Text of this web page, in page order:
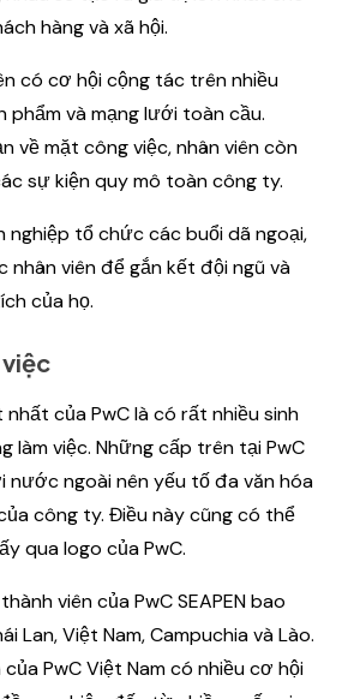
hàng và xã hội.
có cơ hội cộng tác trên nhiều
phẩm và mạng lưới toàn cầu.
về mặt công việc, nhân viên còn
sự kiện quy mô toàn công ty.
nghiệp tổ chức các buổi dã ngoại,
nhân viên để gắn kết đội ngũ và
của họ.
của PwC là có rất nhiều sinh
làm việc. Những cấp trên tại PwC
nước ngoài nên yếu tố đa văn hóa
công ty. Điều này cũng có thể
qua logo của PwC.
viên của PwC SEAPEN bao
Lan, Việt Nam, Campuchia và Lào.
PwC Việt Nam có nhiều cơ hội